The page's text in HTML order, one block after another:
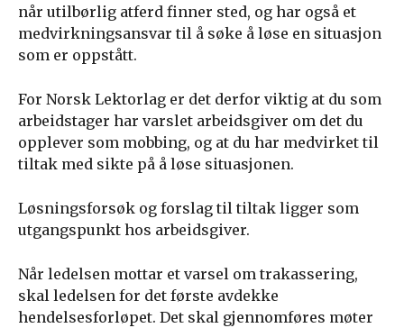
når utilbørlig atferd finner sted, og har også et
medvirkningsansvar til å søke å løse en situasjon
som er oppstått.
For Norsk Lektorlag er det derfor viktig at du som
arbeidstager har varslet arbeidsgiver om det du
opplever som mobbing, og at du har medvirket til
tiltak med sikte på å løse situasjonen.
Løsningsforsøk og forslag til tiltak ligger som
utgangspunkt hos arbeidsgiver.
Når ledelsen mottar et varsel om trakassering,
skal ledelsen for det første avdekke
hendelsesforløpet. Det skal gjennomføres møter